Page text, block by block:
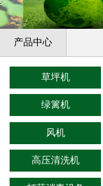
产品中心
草坪机
绿篱机
风机
高压清洗机